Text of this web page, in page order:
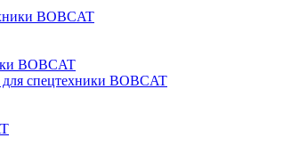
BOBCAT
BOBCAT
для спецтехники BOBCAT